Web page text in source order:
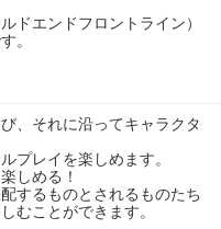
ドエンドフロントライン）
。
、それに沿ってキャラクタ
プレイを楽しめます。
しめる！
するものとされるものたち
むことができます。